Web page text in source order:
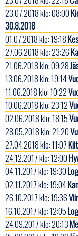
23.07.2018 klo: 08:00
30.8.2018
01.07.2018 klo: 19:18
27.06.2018 klo: 23:26
21.06.2018 klo: 09:28
13.06.2018 klo: 19:14
11.06.2018 klo: 10:22
10.06.2018 klo: 23:12
02.06.2018 klo: 18:15
28.05.2018 klo: 21:20
27.04.2018 klo: 11:07
24.12.2017 klo: 12:00
04.11.2017 klo: 19:30
02.11.2017 klo: 19:04
26.10.2017 klo: 19:36
16.10.2017 klo: 12:05
24.09.2017 klo: 20:13